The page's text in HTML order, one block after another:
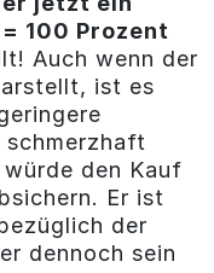
100 Prozent
Auch wenn der
ist es
schmerzhaft
den Kauf
Er ist
der
dennoch sein